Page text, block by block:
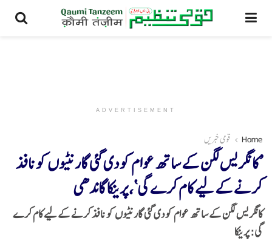
ADVERTISEMENT
Home قومی خبریں
’کانگریس لگن کے ساتھ عوام کو دی گئی گارنٹیوں کو نافذ
کرنے کے لیے کام کرے گی‘، پرینکا گاندھی
کانگریس لگن کے ساتھ عوام کو دی گئی گارنٹیوں کو نافذ کرنے کے لیے کام کرے
گی: پرینکا